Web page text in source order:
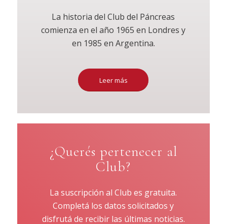
La historia del Club del Páncreas
comienza en el año 1965 en Londres y
en 1985 en Argentina.
Leer más
¿Querés pertenecer al
Club?
La suscripción al Club es gratuita.
Completá los datos solicitados y
disfrutá de recibir las últimas noticias.